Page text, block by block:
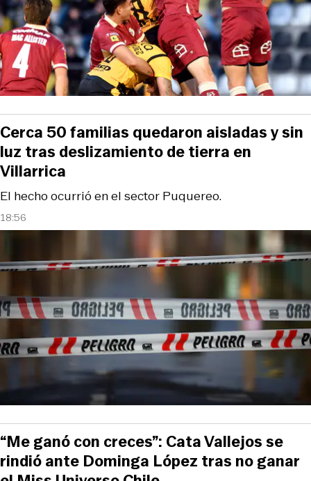
18:56
El hecho ocurrió en el sector Puquereo.
Cerca 50 familias quedaron aisladas y sin
luz tras deslizamiento de tierra en
Villarrica
“Me ganó con creces”: Cata Vallejos se
rindió ante Dominga López tras no ganar